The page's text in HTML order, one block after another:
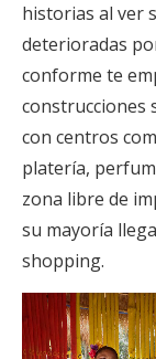
historias al ver
deterioradas
conforme te
construcciones
con centros
platería,
zona libre de
su mayoría
shopping.